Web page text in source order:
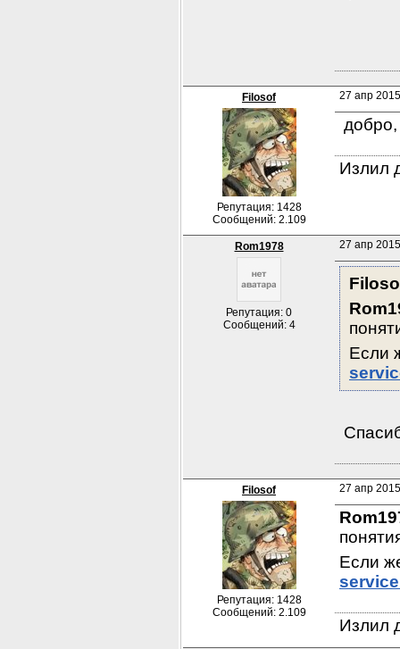
Filosof
Репутация: 1428
Сообщений: 2.109
27 апр
добро,
Излил
Rom1978
Репутация: 0
Сообщений: 4
27 апр
Filosof
Репутация: 1428
Сообщений: 2.109
27 апр
Излил